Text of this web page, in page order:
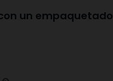
un empaquetado